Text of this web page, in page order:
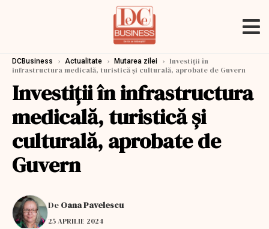
DCBusiness › Actualitate › Mutarea zilei › Investiții în
infrastructura medicală, turistică și culturală, aprobate de Guvern
Investiții în infrastructura
medicală, turistică și
culturală, aprobate de
Guvern
De Oana Pavelescu
25 APRILIE 2024